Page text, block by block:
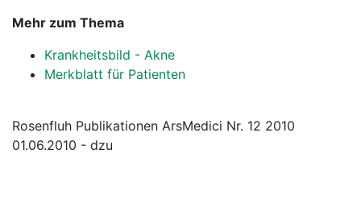
Mehr zum Thema
Krankheitsbild - Akne
Merkblatt für Patienten
Rosenfluh Publikationen ArsMedici Nr. 12 2010
01.06.2010 - dzu